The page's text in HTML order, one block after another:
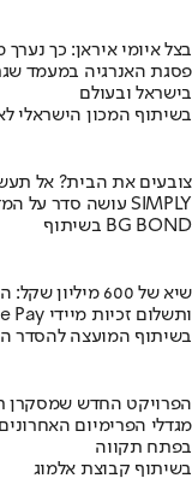
בצל איומי איראן: כך
פסגת האנרגיה במעמד
בישראל ובעולם
בשיתוף המכון הישראלי
צובעים את הבית? אל
מומחה BG BOND עושה סדר על המדפים ומציג את מותג הצבע SIMPLY
בשיתוף BG BOND
שיא של 600 מיליון שקל: הטוטו עושה מהפיכה
יחסי הימור משופרים, הפקדות ב-Apple Pay ותשלום זכיות מיידי
בשיתוף המועצה להסדר
הפרויקט החדש שמסקרן
בפתח תקווה
בשיתוף קבוצת אלמוג